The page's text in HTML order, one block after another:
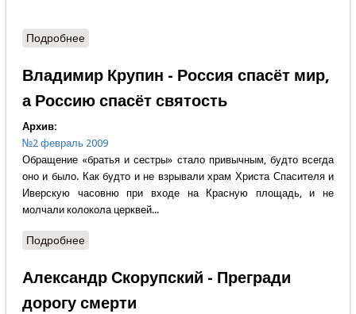
Подробнеео Не оскудеет рука дающего
Владимир Крупин - Россия спасёт мир,
а Россию спасёт святость
Архив:
№2 февраль 2009
Обращение «братья и сестры» стало привычным, будто всегда
оно и было. Как будто и не взрывали храм Христа Спасителя и
Иверскую часовню при входе на Красную площадь, и не
молчали колокола церквей...
Подробнеео Владимир Крупин - Россия спасёт мир, а Россию
Александр Скорупский - Прегради
дорогу смерти